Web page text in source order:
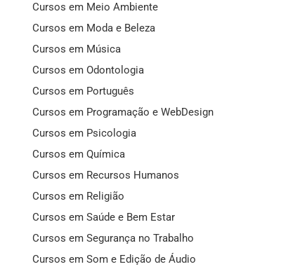
Cursos em Meio Ambiente
Cursos em Moda e Beleza
Cursos em Música
Cursos em Odontologia
Cursos em Português
Cursos em Programação e WebDesign
Cursos em Psicologia
Cursos em Química
Cursos em Recursos Humanos
Cursos em Religião
Cursos em Saúde e Bem Estar
Cursos em Segurança no Trabalho
Cursos em Som e Edição de Áudio